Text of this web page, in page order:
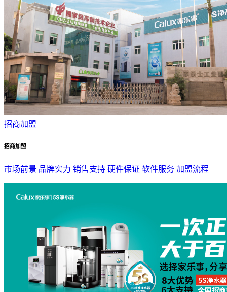
招商加盟
招商加盟
市场前景 品牌实力 销售支持 硬件保证 软件服务 加盟流程